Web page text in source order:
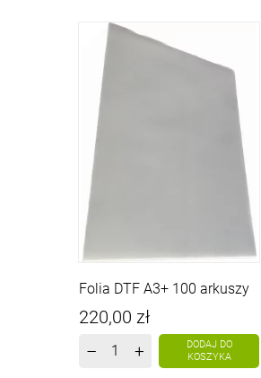
Folia DTF A3+ 100 arkuszy
Cena
220,00 zł
– +
DODAJ DO
KOSZYKA